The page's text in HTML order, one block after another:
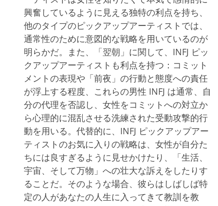
興奮しているように見える独特の利点を持ち、
他のタイプのピックアップアーティストでは、
通常性のために意図的な戦略を用いているのが
明らかだ。また、「翌朝」に関して、INFJ ピッ
クアップアーティストも利点を持つ：コミット
メントの表現や「前夜」の行動と態度への責任
が浮上する程度、これらの男性 INFJ は通常、自
分の代理を否認し、女性をコミットへの対立か
ら心理的に混乱させる洗練された受動攻撃的行
動を用いる。代替的に、INFJ ピックアップアー
ティストのお気に入りの戦略は、女性が自分た
ちには良すぎるように見せかけたり、「生活、
宇宙、そして万物」への壮大な訴えをしたりす
ることだ。そのような場合、彼らはしばしば特
定の人があなたの人生に入ってきて教訓を教